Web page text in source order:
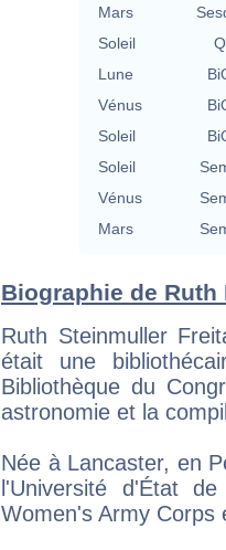
Mars
Soleil
Lune
Vénus
Soleil
Soleil
Vénus
Mars
Biographie de Ruth
Ruth Steinmuller
était une
Bibliothèque du
astronomie et la
Née à Lancaster, en
l'Université d'État
Women's Army Corps